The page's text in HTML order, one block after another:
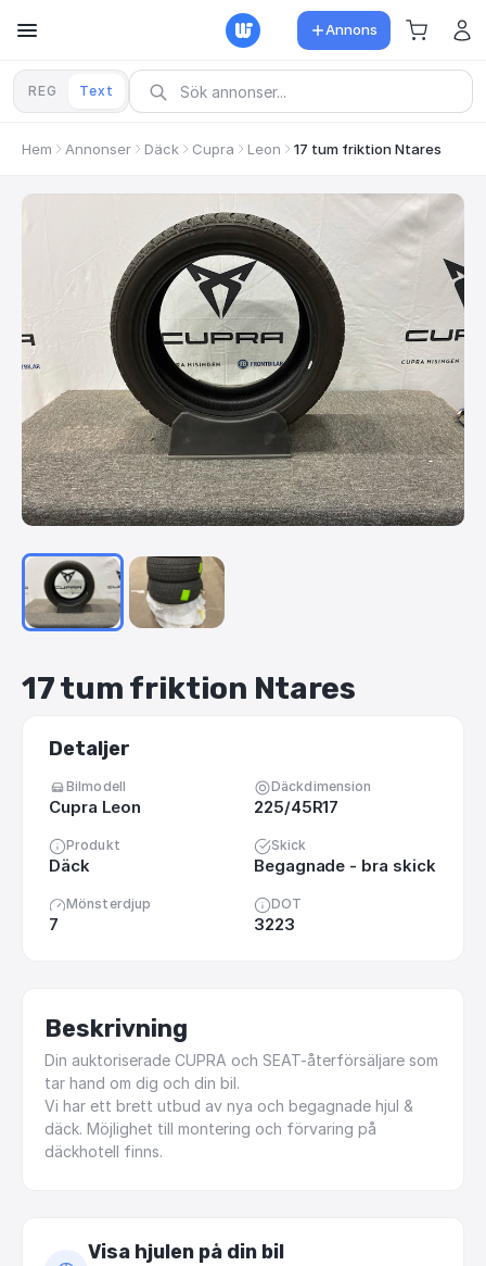
Annons
REG Text
Hem Annonser Däck Cupra Leon 17 tum friktion Ntares
17tum friktion Ntares
Detaljer
Bilmodell
Cupra Leon
Däckdimension
225/45R17
Produkt
Däck
Skick
Begagnade - bra skick
Mönsterdjup
7
DOT
3223
Beskrivning
Din auktoriserade CUPRA och SEAT-återförsäljare som
tar hand om dig och din bil.
Vi har ett brett utbud av nya och begagnade hjul &
däck. Möjlighet till montering och förvaring på
däckhotell finns.
Visa hjulen på din bil